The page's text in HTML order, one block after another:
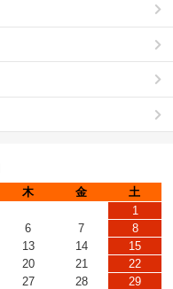
木 金
土
1
6 7
8
13 14
15
20 21
22
27 28 29